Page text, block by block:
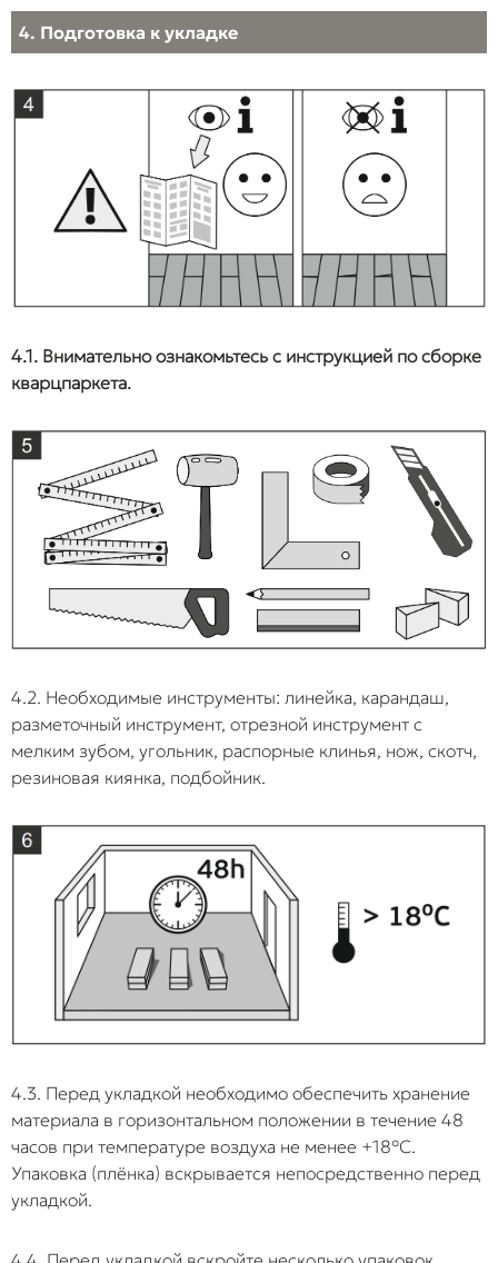
4. Подготовка к укладке
4.1. Внимательно ознакомьтесь с инструкцией по сборке
кварцпаркета.
4.2. Необходимые инструменты: линейка, карандаш,
разметочный инструмент, отрезной инструмент с
мелким зубом, угольник, распорные клинья, нож, скотч,
резиновая киянка, подбойник.
4.3. Перед укладкой необходимо обеспечить хранение
материала в горизонтальном положении в течение 48
часов при температуре воздуха не менее +18°C.
Упаковка (плёнка) вскрывается непосредственно перед
укладкой.